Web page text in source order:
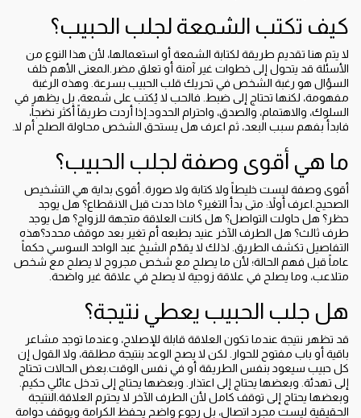
كيف تكتب الشمعة لجلب الحبيب؟
لا يتم هنا تقديم طريقة لكتابة الشمعة أو استعمالها، لأن هذا النوع من
الأسئلة قد يتحول إلى خطوات غير آمنة أو تعلق مضر.المعنى الأهم خلف
السؤال هو رغبة الشخص في تحريك قلب الحبيب بسرعة. وهذه الرغبة
مفهومة، لكنها تحتاج إلى ضبط. فالحب لا يُكتب على شمعة، بل يظهر في
السلوك، والاهتمام، والصدق، واحترام الحدود.إذا أردت طريقاً أكثر نضجاً،
فابدأ بفهم سبب البعد، ثم اعرف هل يستحق الشخص محاولة الصلح أم لا.
ما هي أقوى وصفة لجلب الحبيب؟
أقوى وصفة ليست خليطاً ولا كتابة ولا صورة. أقوى بداية هي التشخيص
الصحيح.اعرف أولاً: متى بدأ التغير؟ ماذا حدث قبل الانقطاع؟ هل يوجد
حظر؟ هل حاولت التواصل؟ هل كانت العلاقة متجهة للزواج؟ هل يوجد
طرف ثالث؟ هل الطرف الآخر عنيد بطبعه أم تغير بعد موقف محدد؟هذه
التفاصيل تكشف الطريق. لذلك لا يقدّم الشيخ عبد الواحد السوسي حكماً
عاماً قبل فهم الحالة؛ لأن ما يصلح مع شخص مجروح لا يصلح مع شخص
متلاعب، وما يصلح في علاقة زوجية لا يصلح في علاقة غير واضحة.
هل جلب الحبيب يعطي نتيجة؟
قد تظهر نتيجة عندما تكون العلاقة قابلة للإصلاح، وعندما توجد مشاعر
باقية أو باب مفتوح للحوار. لكن لا يصح الوعد بنتيجة مطلقة، ولا القول إن
كل حبيب سيعود بنفس الطريقة أو في نفس الوقت.بعض الحالات تحتاج
إلى تهدئة. وبعضها يحتاج إلى اعتذار. وبعضها يحتاج إلى تدخل عائلي حكيم.
وبعضها يحتاج إلى توقف كامل لأن الطرف الآخر لا يحترم العلاقة.النتيجة
الحقيقية ليست مجرد اتصال، بل رجوع واضح يحفظ الكرامة ويوقف دوامة